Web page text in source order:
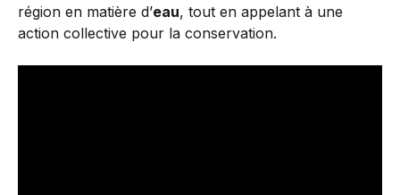
région en matière d’eau, tout en appelant à une
action collective pour la conservation.